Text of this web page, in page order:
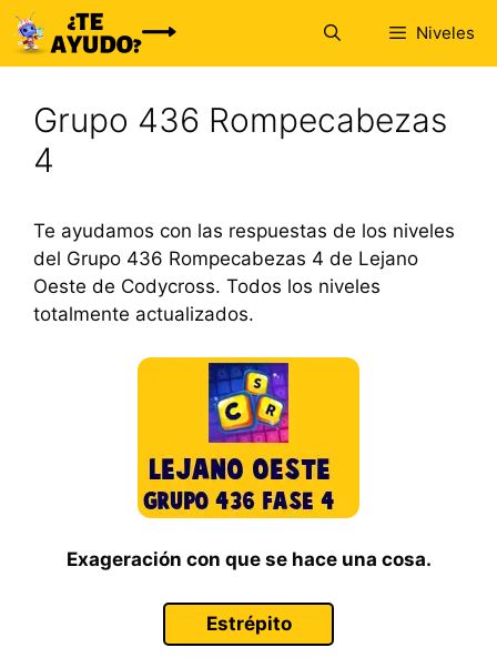
Saltar
al
contenido
Niveles
Grupo 436 Rompecabezas
4
Te ayudamos con las respuestas de los niveles
del Grupo 436 Rompecabezas 4 de Lejano
Oeste de Codycross. Todos los niveles
totalmente actualizados.
Exageración con que se hace una cosa.
Estrépito